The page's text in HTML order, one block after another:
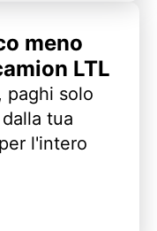
meno
LTL
paghi solo
tua
l'intero